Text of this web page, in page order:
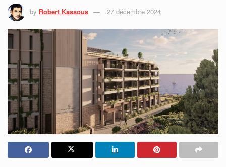
by Robert Kassous 27 décembre 2024